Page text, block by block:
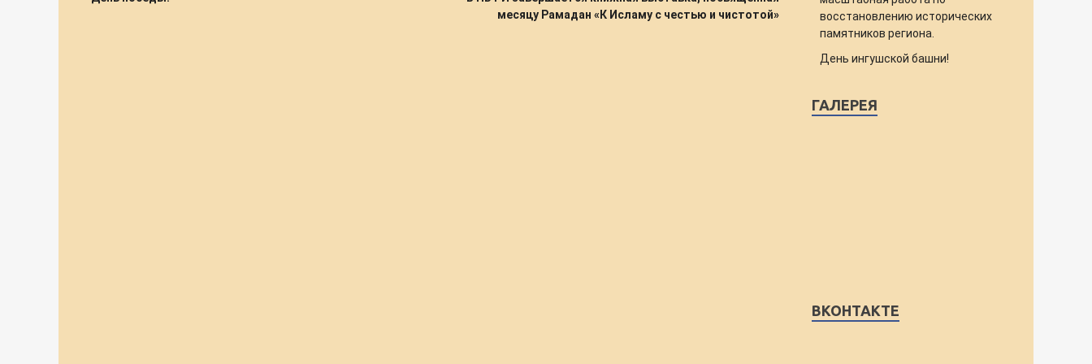
месяцу Рамадан «К Исламу с честью и чистотой»
восстановлению исторических
памятников региона.
День ингушской башни!
ГАЛЕРЕЯ
ВКОНТАКТЕ